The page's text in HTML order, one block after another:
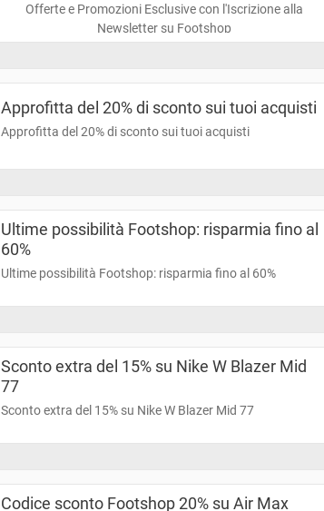
Offerte e Promozioni Esclusive con l'Iscrizione alla
Newsletter su Footshop
Approfitta del 20% di sconto sui tuoi acquisti
Approfitta del 20% di sconto sui tuoi acquisti
Ultime possibilità Footshop: risparmia fino al
60%
Ultime possibilità Footshop: risparmia fino al 60%
Sconto extra del 15% su Nike W Blazer Mid
77
Sconto extra del 15% su Nike W Blazer Mid 77
Codice sconto Footshop 20% su Air Max